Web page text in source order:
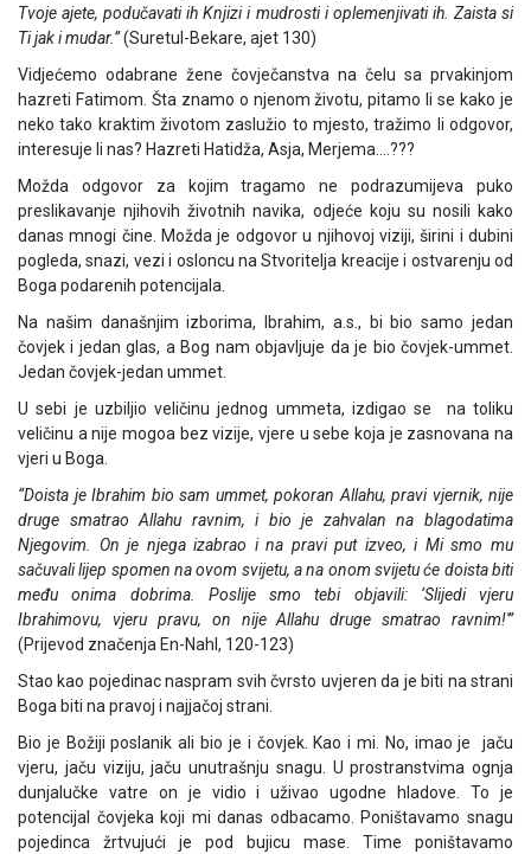
Tvoje ajete, podučavati ih Knjizi i mudrosti i oplemenjivati ih. Zaista si
Ti jak i mudar.”(Suretul-Bekare, ajet 130)
Vidjećemo odabrane žene čovječanstva na čelu sa prvakinjom
hazreti Fatimom. Šta znamo o njenom životu, pitamo li se kako je
neko tako kraktim životom zaslužio to mjesto, tražimo li odgovor,
interesuje li nas? Hazreti Hatidža, Asja, Merjema….???
Možda odgovor za kojim tragamo ne podrazumijeva puko
preslikavanje njihovih životnih navika, odjeće koju su nosili kako
danas mnogi čine. Možda je odgovor u njihovoj viziji, širini i dubini
pogleda, snazi, vezi i osloncu na Stvoritelja kreacije i ostvarenju od
Boga podarenih potencijala.
Na našim današnjim izborima, Ibrahim, a.s., bi bio samo jedan
čovjek i jedan glas, a Bog nam objavljuje da je bio čovjek-ummet.
Jedan čovjek-jedan ummet.
U sebi je uzbiljio veličinu jednog ummeta, izdigao se na toliku
veličinu a nije mogoa bez vizije, vjere u sebe koja je zasnovana na
vjeri u Boga.
“Doista je Ibrahim bio sam ummet, pokoran Allahu, pravi vjernik, nije
druge smatrao Allahu ravnim, i bio je zahvalan na blagodatima
Njegovim. On je njega izabrao i na pravi put izveo, i Mi smo mu
sačuvali lijep spomen na ovom svijetu, a na onom svijetu će doista biti
među onima dobrima. Poslije smo tebi objavili: ‘Slijedi vjeru
Ibrahimovu, vjeru pravu, on nije Allahu druge smatrao ravnim!'”
(Prijevod značenja En-Nahl, 120-123)
Stao kao pojedinac naspram svih čvrsto uvjeren da je biti na strani
Boga biti na pravoj i najjačoj strani.
Bio je Božiji poslanik ali bio je i čovjek. Kao i mi. No, imao je jaču
vjeru, jaču viziju, jaču unutrašnju snagu. U prostranstvima ognja
dunjalučke vatre on je vidio i uživao ugodne hladove. To je
potencijal čovjeka koji mi danas odbacamo. Poništavamo snagu
pojedinca žrtvujući je pod bujicu mase. Time poništavamo